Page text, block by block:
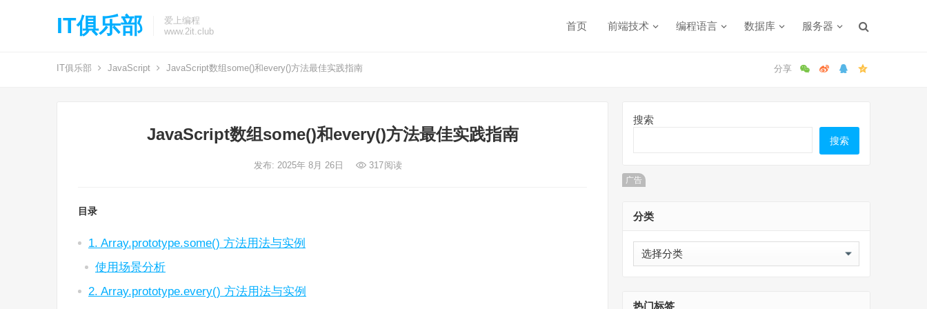
IT俱乐部
爱上编程
www.2it.club
首页 前端技术 编程语言 数据库 服务器
IT俱乐部 JavaScript JavaScript数组some()和every()方法最佳实践指南
JavaScript数组some()和every()方法最佳实践指南
发布: 2025年 8月 26日 317阅读
目录
1. Array.prototype.some() 方法用法与实例
使用场景分析
2. Array.prototype.every() 方法用法与实例
搜索
搜索
广告
分类
分
类
热门标签